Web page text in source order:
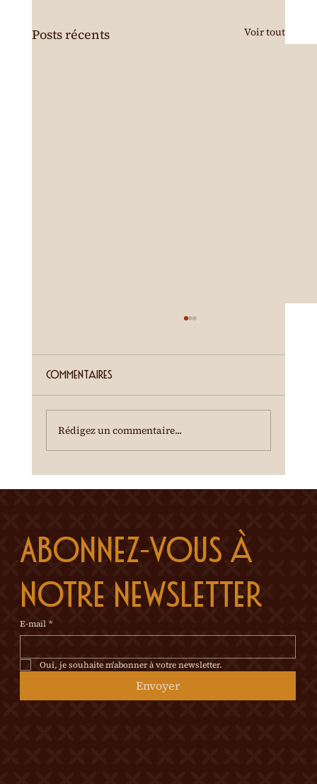
Abonnez-vous à
notre newsletter
E-mail *
Oui, je souhaite m'abonner à votre newsletter.
Envoyer
Posts récents Voir tout
Cour de la Ferme du Château Mercier
Entrée gratuite Restauration dès 19h00
Commentaires
Rédigez un commentaire...